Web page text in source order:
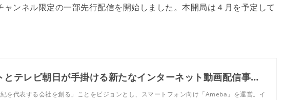
ンネル限定の一部先行配信を開始しました。本開局は４月を予定して
サイバーエージェントとテレビ朝日が手掛ける新たなインターネット動画配信事業 インターネットテレビ局「AbemaTV」がチャンネル限定の一部先行配信を開始、本開局は4月を予定 株式会社サイバーエージェ
を代表する会社を創る」ことをビジョンとし、スマートフォン向け「Ameba」を運営。イ